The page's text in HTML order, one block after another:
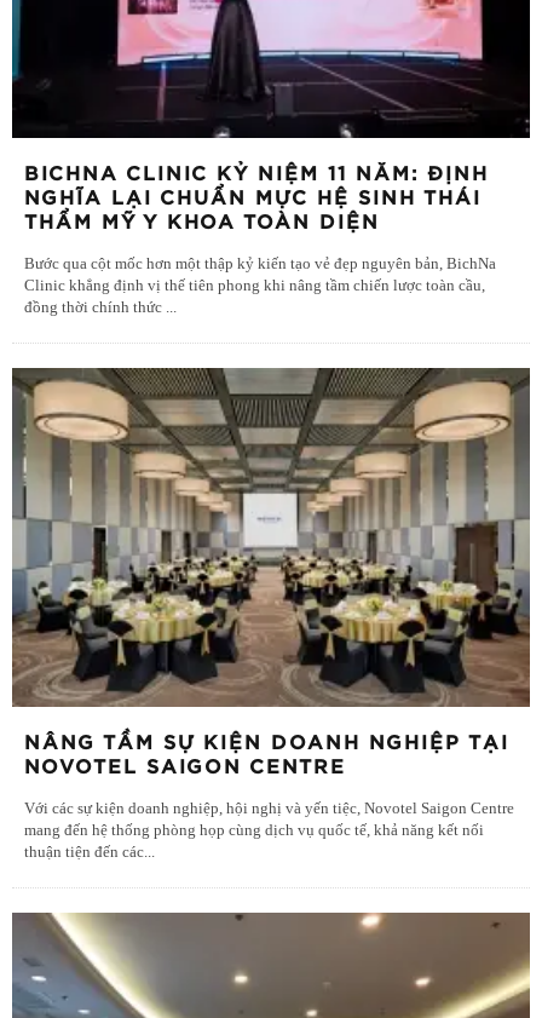
BICHNA CLINIC KỶ NIỆM 11 NĂM: ĐỊNH
NGHĨA LẠI CHUẨN MỰC HỆ SINH THÁI
THẨM MỸ Y KHOA TOÀN DIỆN
Bước qua cột mốc hơn một thập kỷ kiến tạo vẻ đẹp nguyên bản, BichNa
Clinic khẳng định vị thế tiên phong khi nâng tầm chiến lược toàn cầu,
đồng thời chính thức
NÂNG TẦM SỰ KIỆN DOANH NGHIỆP TẠI
NOVOTEL SAIGON CENTRE
Với các sự kiện doanh nghiệp, hội nghị và yến tiệc, Novotel Saigon Centre
mang đến hệ thống phòng họp cùng dịch vụ quốc tế, khả năng kết nối
thuận tiện đến các